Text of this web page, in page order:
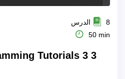
8 الدرس
50 min
Tutorials 3 3